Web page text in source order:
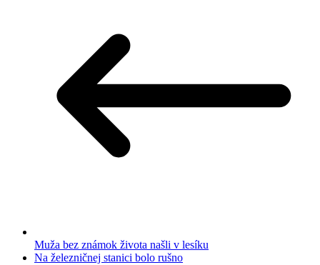
Muža bez známok života našli v lesíku
Na železničnej stanici bolo rušno